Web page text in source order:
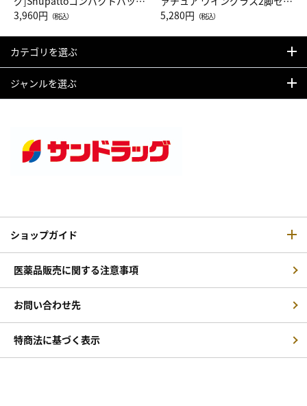
Drop JAL客室乗務員（LC）ス
3,960円 （税込）
ト（レッドワイン）
5,280円 （税込）
カテゴリを選ぶ
ジャンルを選ぶ
ショップガイド
医薬品販売に関する注意事項
お問い合わせ先
特商法に基づく表示